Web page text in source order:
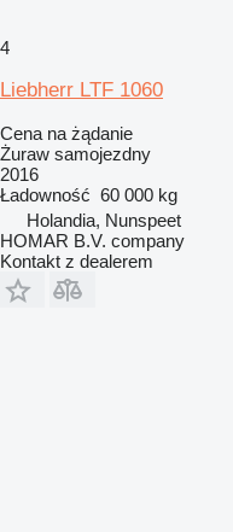
4
Liebherr LTF 1060
Cena na żądanie
Żuraw samojezdny
2016
Ładowność 60 000 kg
Holandia, Nunspeet
HOMAR B.V. company
Kontakt z dealerem